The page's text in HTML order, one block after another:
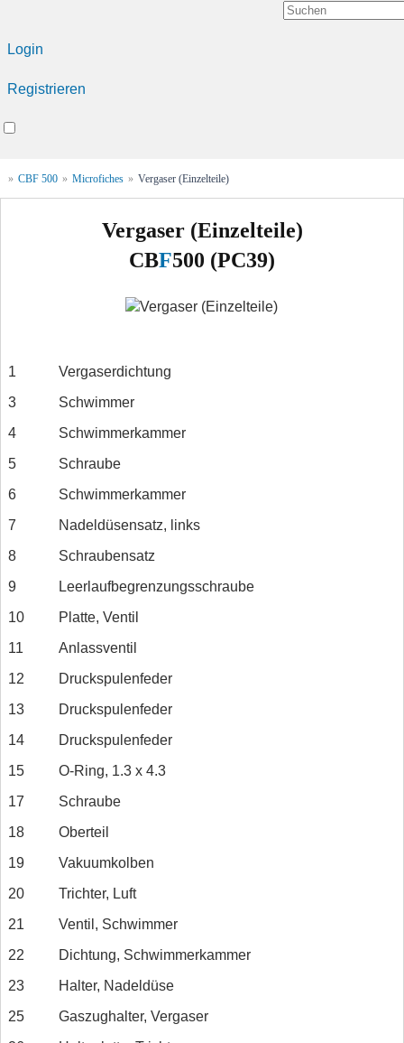
Login
Registrieren
» CBF 500 » Microfiches » Vergaser (Einzelteile)
Vergaser (Einzelteile)
CBF500 (PC39)
1
Vergaserdichtung
3
Schwimmer
4
Schwimmerkammer
5
Schraube
6
Schwimmerkammer
7
Nadeldüsensatz, links
8
Schraubensatz
9
Leerlaufbegrenzungsschraube
10
Platte, Ventil
11
Anlassventil
12
Druckspulenfeder
13
Druckspulenfeder
14
Druckspulenfeder
15
O-Ring, 1.3 x 4.3
17
Schraube
18
Oberteil
19
Vakuumkolben
20
Trichter, Luft
21
Ventil, Schwimmer
22
Dichtung, Schwimmerkammer
23
Halter, Nadeldüse
25
Gaszughalter, Vergaser